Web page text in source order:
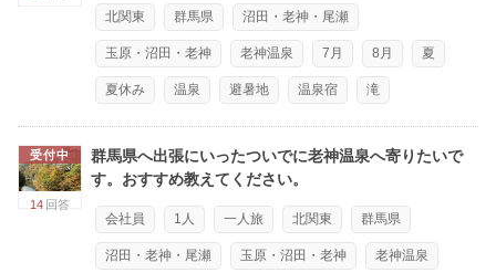
北関東 群馬県 沼田・老神・尾瀬
玉原・沼田・老神 老神温泉 7月 8月 夏
夏休み 温泉 避暑地 温泉宿 滝
受付中
14 回答
群馬県へ出張にいったついでに老神温泉へ寄りたいで
す。おすすめ教えてください。
会社員 1人 一人旅 北関東 群馬県
沼田・老神・尾瀬 玉原・沼田・老神 老神温泉